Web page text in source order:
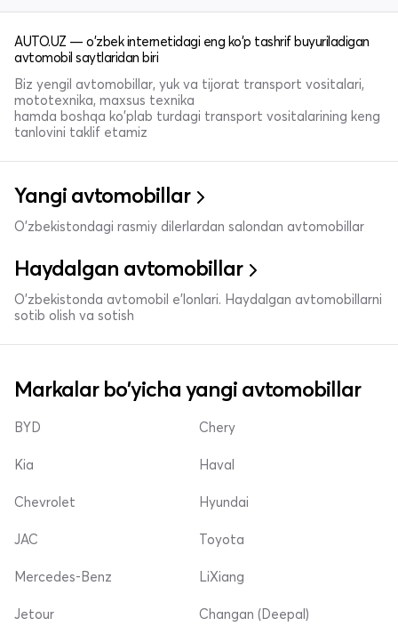
AUTO.UZ — o'zbek internetidagi eng ko'p tashrif buyuriladigan
avtomobil saytlaridan biri
Biz yengil avtomobillar, yuk va tijorat transport vositalari,
mototexnika, maxsus texnika
hamda boshqa ko'plab turdagi transport vositalarining keng
tanlovini taklif etamiz
Yangi avtomobillar
O'zbekistondagi rasmiy dilerlardan salondan avtomobillar
Haydalgan avtomobillar
O'zbekistonda avtomobil e’lonlari. Haydalgan avtomobillarni
sotib olish va sotish
Markalar bo'yicha yangi avtomobillar
BYD
Kia
Chevrolet
Chery
Haval
Hyundai
JAC
Mercedes-Benz
Jetour
Toyota
LiXiang
Changan (Deepal)